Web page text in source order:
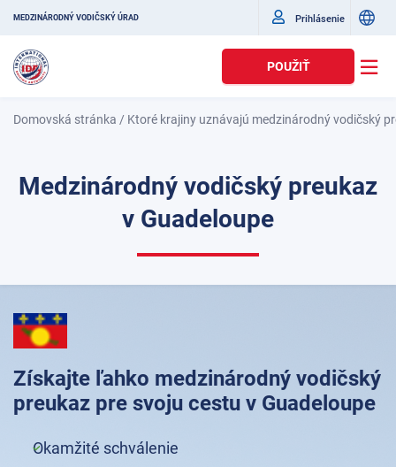
MEDZINÁRODNÝ VODIČSKÝ ÚRAD Prihlásenie
POUŽIŤ
Domovská stránka / Ktoré krajiny uznávajú medzinárodný vodičský
Medzinárodný vodičský preukaz
v Guadeloupe
Získajte ľahko medzinárodný vodičský
preukaz pre svoju cestu v Guadeloupe
Okamžité schválenie